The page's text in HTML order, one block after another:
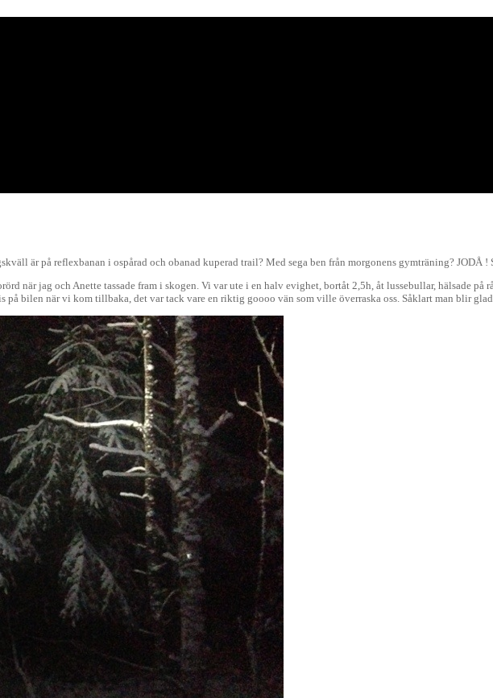
är på reflexbanan i ospårad och obanad kuperad trail? Med sega ben från morgonens gymträning? JODÅ !
när jag och Anette tassade fram i skogen. Vi var ute i en halv evighet, bortåt 2,5h, åt lussebullar, hälsade på
bilen när vi kom tillbaka, det var tack vare en riktig goooo vän som ville överraska oss. Såklart man blir